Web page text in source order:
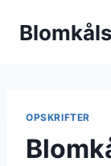
OPSKRIFTER